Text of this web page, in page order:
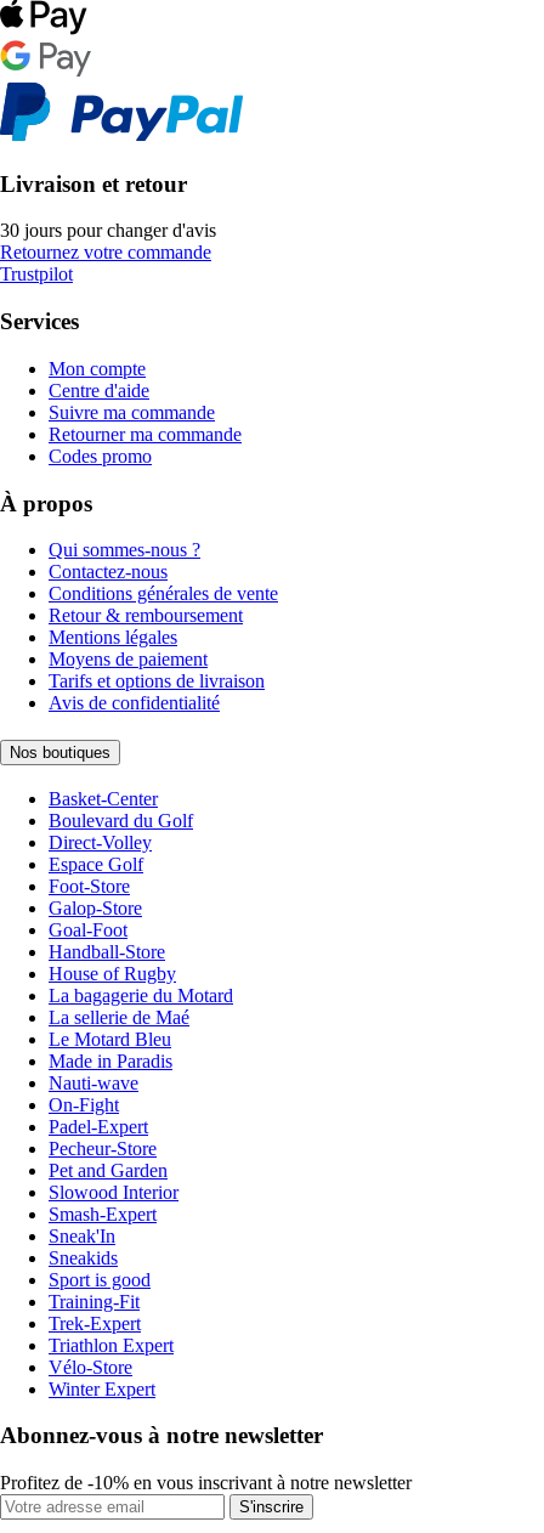
Livraison et retour
30 jours pour changer d'avis
Retournez votre commande
Trustpilot
Services
Mon compte
Centre d'aide
Suivre ma commande
Retourner ma commande
Codes promo
À propos
Qui sommes-nous ?
Contactez-nous
Conditions générales de vente
Retour & remboursement
Mentions légales
Moyens de paiement
Tarifs et options de livraison
Avis de confidentialité
Nos boutiques
Basket-Center
Boulevard du Golf
Direct-Volley
Espace Golf
Foot-Store
Galop-Store
Goal-Foot
Handball-Store
House of Rugby
La bagagerie du Motard
La sellerie de Maé
Le Motard Bleu
Made in Paradis
Nauti-wave
On-Fight
Padel-Expert
Pecheur-Store
Pet and Garden
Slowood Interior
Smash-Expert
Sneak'In
Sneakids
Sport is good
Training-Fit
Trek-Expert
Triathlon Expert
Vélo-Store
Winter Expert
Abonnez-vous à notre newsletter
Profitez de -10% en vous inscrivant à notre newsletter
S'inscrire